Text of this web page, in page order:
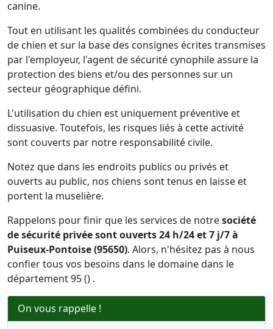
canine.
Tout en utilisant les qualités combinées du conducteur
de chien et sur la base des consignes écrites transmises
par l'employeur, l'agent de sécurité cynophile assure la
protection des biens et/ou des personnes sur un
secteur géographique défini.
L'utilisation du chien est uniquement préventive et
dissuasive. Toutefois, les risques liés à cette activité
sont couverts par notre responsabilité civile.
Notez que dans les endroits publics ou privés et
ouverts au public, nos chiens sont tenus en laisse et
portent la muselière.
Rappelons pour finir que les services de notresociété
de sécurité privée sont ouverts 24 h/24 et 7 j/7 à
Puiseux-Pontoise (95650). Alors, n'hésitez pas à nous
confier tous vos besoins dans le domaine dans le
département 95 () .
On vous rappelle !